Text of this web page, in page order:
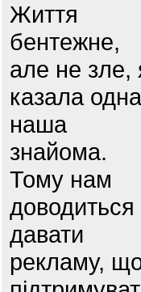
Життя
бентежне,
але не зле,
казала одна
наша
знайома.
Тому нам
доводиться
давати
рекламу,